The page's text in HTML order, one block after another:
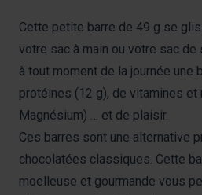
Cette petite barre de 49 g se
votre sac à main ou votre sac
à tout moment de la journée une
protéines (12 g), de vitamines et
Magnésium) … et de plaisir.
Ces barres sont une alternative
chocolatées classiques. Cette
moelleuse et gourmande vous